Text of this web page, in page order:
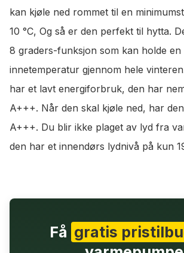
kan kjøle ned rommet til en
10 °C, Og så er den perfekt til hytta.
8 graders-funksjon som kan holde en
innetemperatur gjennom hele
har et lavt energiforbruk, den har
A+++. Når den skal kjøle ned, har
A+++. Du blir ikke plaget av lyd fra
den har et innendørs lydnivå på kun
Få gratis